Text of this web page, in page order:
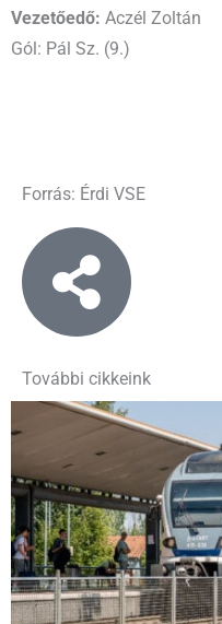
Vezetőedő: Aczél Zoltán
Gól: Pál Sz. (9.)
Forrás: Érdi VSE
További cikkeink